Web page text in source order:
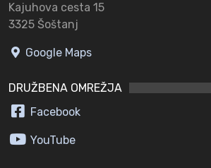
Kajuhova cesta 15
3325 Šoštanj
Google Maps
DRUŽBENA OMREŽJA
Facebook
YouTube